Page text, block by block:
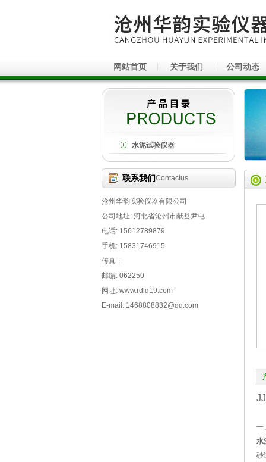
网站首页 关于我们 公司动态
水泥试验仪器
联系我们Contactus
沧州华韵实验仪器有限公司
公司地址: 河北省沧州市献县尹屯
电话: 15612789879
手机: 15831746915
传真：
邮编: 062250
网址: www.rdlq19.com
E-mail: 1468808832@qq.com
一
水
砂